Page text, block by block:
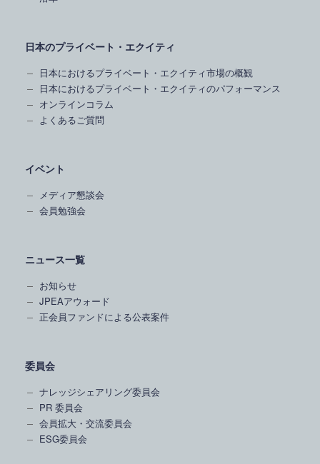
日本のプライベート・エクイティ
日本におけるプライベート・エクイティ市場の概観
日本におけるプライベート・エクイティのパフォーマンス
オンラインコラム
よくあるご質問
イベント
メディア懇談会
会員勉強会
ニュース一覧
お知らせ
JPEAアウォード
正会員ファンドによる公表案件
委員会
ナレッジシェアリング委員会
PR 委員会
会員拡大・交流委員会
ESG委員会